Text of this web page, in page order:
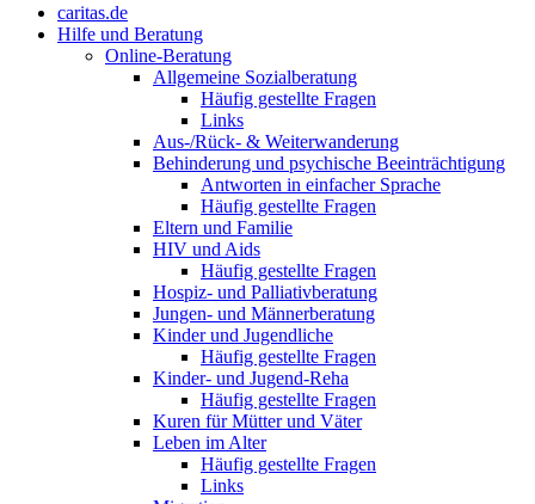
caritas.de
Hilfe und Beratung
Online-Beratung
Allgemeine Sozialberatung
Häufig gestellte Fragen
Links
Aus-/Rück- & Weiterwanderung
Behinderung und psychische Beeinträchtigung
Antworten in einfacher Sprache
Häufig gestellte Fragen
Eltern und Familie
HIV und Aids
Häufig gestellte Fragen
Hospiz- und Palliativberatung
Jungen- und Männerberatung
Kinder und Jugendliche
Häufig gestellte Fragen
Kinder- und Jugend-Reha
Häufig gestellte Fragen
Kuren für Mütter und Väter
Leben im Alter
Häufig gestellte Fragen
Links